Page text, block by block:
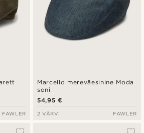
FAWLER
Marcello mereväesinine Moda
soni
54,95 €
2 VÄRVI FAWLER